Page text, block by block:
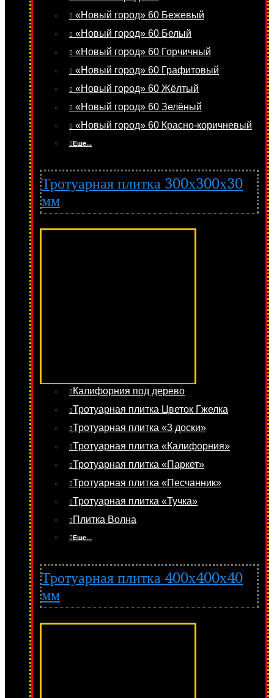
«Новый город» 60 Бежевый
«Новый город» 60 Белый
«Новый город» 60 Горчичный
«Новый город» 60 Графитовый
«Новый город» 60 Жёлтый
«Новый город» 60 Зелёный
«Новый город» 60 Красно-коричневый
Еше...
Тротуарная плитка 300х300х30
мм
Калифорния под дерево
Тротуарная плитка Цветок Гжелка
Тротуарная плитка «3 доски»
Тротуарная плитка «Калифорния»
Тротуарная плитка «Паркет»
Тротуарная плитка «Песчанник»
Тротуарная плитка «Тучка»
Плитка Волна
Еше...
Тротуарная плитка 400х400х40
мм